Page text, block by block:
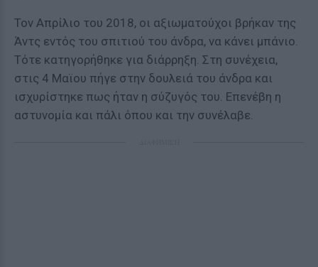
Τον Απρίλιο του 2018, οι αξιωματούχοι βρήκαν της
Άντς εντός του σπιτιού του άνδρα, να κάνει μπάνιο.
Τότε κατηγορήθηκε για διάρρηξη. Στη συνέχεια,
στις 4 Μαϊου πήγε στην δουλειά του άνδρα και
ισχυρίστηκε πως ήταν η σύζυγός του. Επενέβη η
αστυνομία και πάλι όπου και την συνέλαβε.